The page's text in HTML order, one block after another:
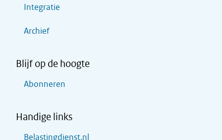
Integratie
Archief
Blijf op de hoogte
Abonneren
Handige links
Belastingdienst.nl